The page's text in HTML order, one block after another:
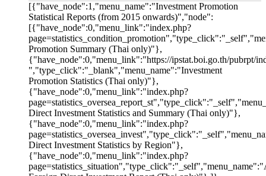
[{"have_node":1,"menu_name":"Investment Promotion
Statistical Reports (from 2015 onwards)","node":
[{"have_node":0,"menu_link":"index.php?
Promotion Summary (Thai only)"},
{"have_node":0,"menu_link":"https://ipstat.boi.go.th/pubrpt/
","type_click":"_blank","menu_name":"Investment
Promotion Statistics (Thai only)"},
{"have_node":0,"menu_link":"index.php?
Direct Investment Statistics and Summary (Thai only)"},
{"have_node":0,"menu_link":"index.php?
Direct Investment Statistics by Region"},
{"have_node":0,"menu_link":"index.php?